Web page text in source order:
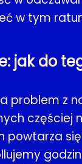
w tym
jak do
z
częściej
powtarza